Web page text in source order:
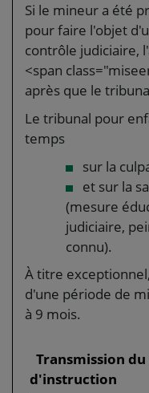
Si le mineur a été
pour faire l'objet
contrôle judiciaire,
<span
après que le
Le tribunal pour
temps
sur la
et sur la
(mesure
judiciaire,
connu).
À titre
d'une période de
à 9 mois.
Transmission
d'instruction